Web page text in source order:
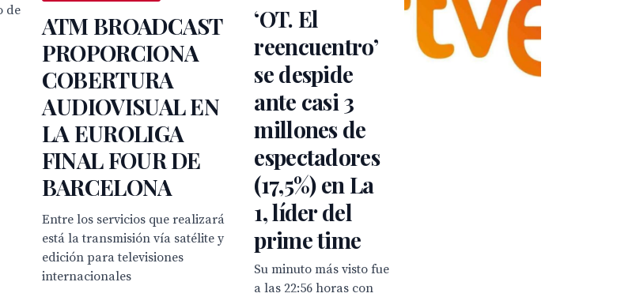
de
ATM BROADCAST
PROPORCIONA
COBERTURA
AUDIOVISUAL EN
LA EUROLIGA
FINAL FOUR DE
BARCELONA
Entre los servicios que realizará
está la transmisión vía satélite y
edición para televisiones
internacionales
‘OT. El
reencuentro’
se despide
ante casi 3
millones de
espectadores
(17,5%) en La
1, líder del
prime time
Su minuto más visto fue
a las 22:56 horas con